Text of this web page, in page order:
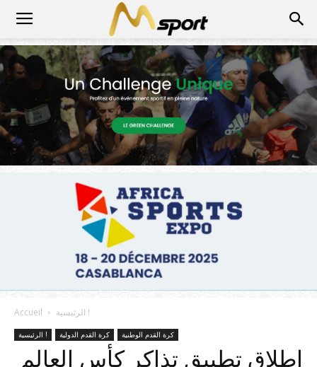
Accueil الرئيسية !
الرئيسية ! كرة القدم الدولية كرة القدم الوطنية
إطلاق تطبيق تذاكر كأس العالم